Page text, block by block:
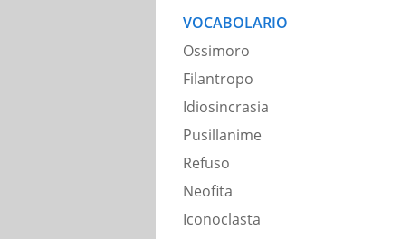
VOCABOLARIO
Ossimoro
Filantropo
Idiosincrasia
Pusillanime
Refuso
Neofita
Iconoclasta